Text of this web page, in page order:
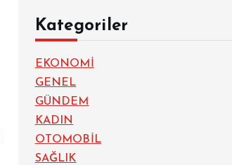
Kategoriler
EKONOMİ
GENEL
GÜNDEM
KADIN
OTOMOBİL
SAĞLIK